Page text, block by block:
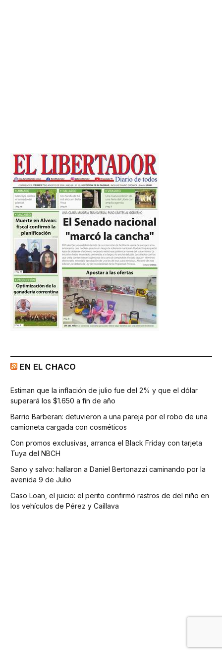
EN EL CHACO
Estiman que la inflación de julio fue del 2% y que el dólar
superará los $1.650 a fin de año
Barrio Barberan: detuvieron a una pareja por el robo de una
camioneta cargada con cosméticos
Con promos exclusivas, arranca el Black Friday con tarjeta
Tuya del NBCH
Sano y salvo: hallaron a Daniel Bertonazzi caminando por la
avenida 9 de Julio
Caso Loan, el juicio: el perito confirmó rastros de del niño en
los vehículos de Pérez y Caillava